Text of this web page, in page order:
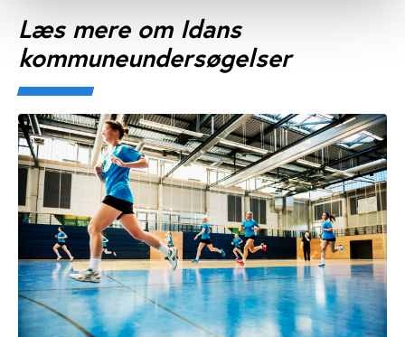
Læs mere om Idans
kommuneundersøgelser